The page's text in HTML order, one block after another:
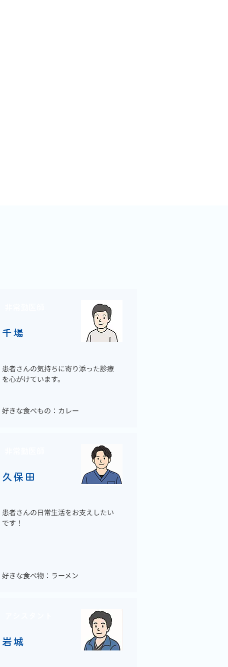
千場
患者さんの気持ちに寄り添った診療
を心がけています。
好きな食べもの：カレー
久保田
患者さんの日常生活をお支えしたい
です！
好きな食べ物：ラーメン
岩城